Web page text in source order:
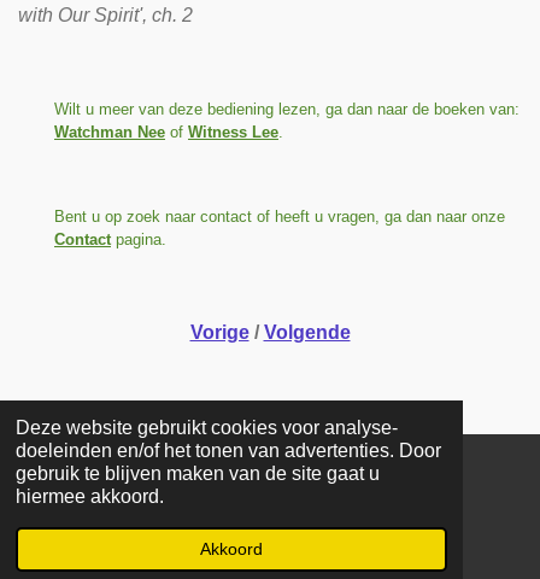
Deze website gebruikt cookies voor analyse-
doeleinden en/of het tonen van advertenties. Door
gebruik te blijven maken van de site gaat u
hiermee akkoord.
Akkoord
with Our Spirit', ch. 2
Wilt u meer van deze bediening lezen, ga dan naar de boeken van:
Watchman Nee of Witness Lee.
Bent u op zoek naar contact of heeft u vragen, ga dan naar onze
Contactpagina.
Vorige/Volgende
COPYRIGHT © 2025 Stichting De Stroom. Alle rechten
toestemming is verboden.